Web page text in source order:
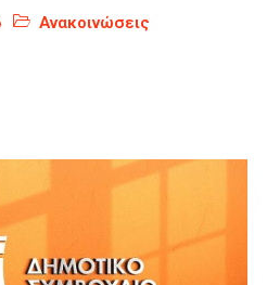
Ανακοινώσεις